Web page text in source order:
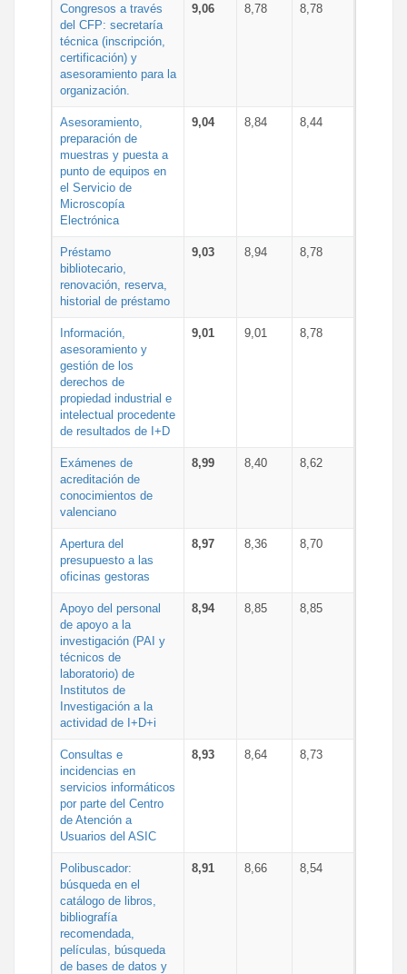
Congresos a través
del CFP: secretaría
técnica (inscripción,
certificación) y
asesoramiento para la
organización.
9,06 8,78 8,78
Asesoramiento,
preparación de
muestras y puesta a
punto de equipos en
el Servicio de
Microscopía
Electrónica
9,04 8,84 8,44
Préstamo
bibliotecario,
renovación, reserva,
historial de préstamo
9,03 8,94 8,78
Información,
asesoramiento y
gestión de los
derechos de
propiedad industrial e
intelectual procedente
de resultados de I+D
9,01 9,01 8,78
Exámenes de
acreditación de
conocimientos de
valenciano
8,99 8,40 8,62
Apertura del
presupuesto a las
oficinas gestoras
8,97 8,36 8,70
Apoyo del personal
de apoyo a la
investigación (PAI y
técnicos de
laboratorio) de
Institutos de
Investigación a la
actividad de I+D+i
8,94 8,85 8,85
Consultas e
incidencias en
servicios informáticos
por parte del Centro
de Atención a
Usuarios del ASIC
8,93 8,64 8,73
Polibuscador:
búsqueda en el
catálogo de libros,
bibliografía
recomendada,
películas, búsqueda
de bases de datos y
8,91 8,66 8,54